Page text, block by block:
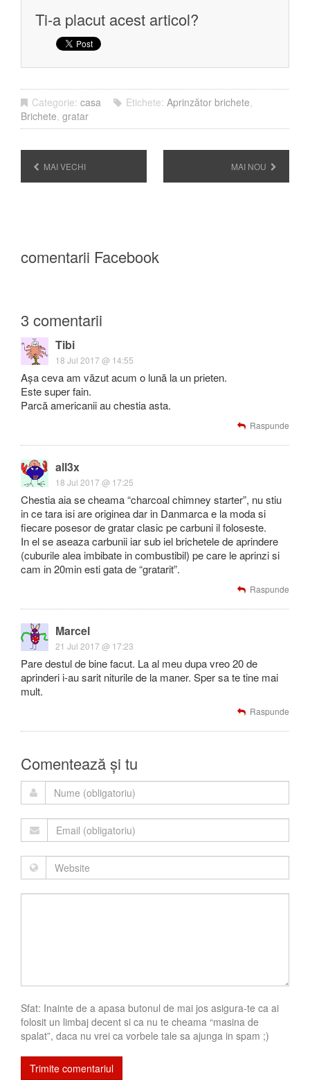
Ti-a placut acest articol?
Categorie: casa Etichete: Aprinzător brichete
Brichete gratar
MAI VECHI MAI NOU
comentarii Facebook
3 comentarii
Tibi
18 Jul 2017 @ 14:55
Așa ceva am văzut acum o lună la un prieten.
Este super fain.
Parcă americanii au chestia asta.
Raspunde
all3x
18 Jul 2017 @ 17:25
Chestia aia se cheama “charcoal chimney starter”, nu stiu
in ce tara isi are originea dar in Danmarca e la moda si
fiecare posesor de gratar clasic pe carbuni il foloseste.
In el se aseaza carbunii iar sub iel brichetele de aprindere
(cuburile alea imbibate in combustibil) pe care le aprinzi si
cam in 20min esti gata de “gratarit”.
Raspunde
Marcel
21 Jul 2017 @ 17:23
Pare destul de bine facut. La al meu dupa vreo 20 de
aprinderi i-au sarit niturile de la maner. Sper sa te tine mai
mult.
Raspunde
Comentează și tu
Sfat: Inainte de a apasa butonul de mai jos asigura-te ca ai
folosit un limbaj decent si ca nu te cheama “masina de
spalat”, daca nu vrei ca vorbele tale sa ajunga in spam ;)